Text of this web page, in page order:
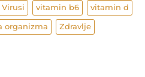
Virusi vitamin b6 vitamin d
organizma Zdravlje